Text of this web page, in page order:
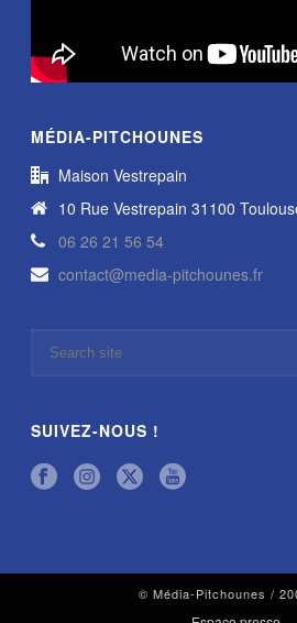
MÉDIA-PITCHOUNES
Maison Vestrepain
10 Rue Vestrepain 31100
06 26 21 56 54
contact@media-pitchounes.fr
SUIVEZ-NOUS !
© Média-Pitchounes /